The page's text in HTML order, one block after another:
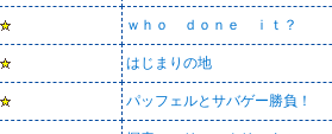
ｗｈｏ ｄｏｎｅ ｉｔ？
はじまりの地
パッフェルとサバゲー勝負！